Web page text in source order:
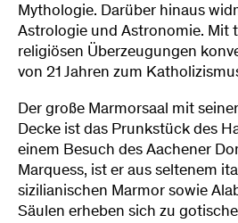
Mythologie. Darüber hinaus
Astrologie und Astronomie. Mit
religiösen Überzeugungen
von 21 Jahren zum
Der große Marmorsaal mit
Decke ist das Prunkstück des
einem Besuch des Aachener
Marquess, ist er aus seltenem
sizilianischen Marmor sowie
Säulen erheben sich zu